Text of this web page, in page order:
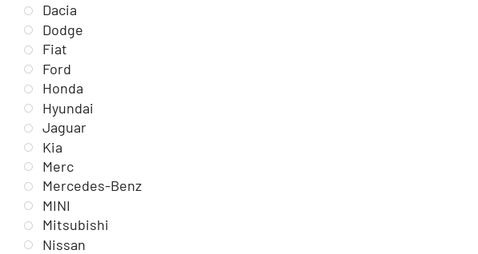
Dacia
Dodge
Fiat
Ford
Honda
Hyundai
Jaguar
Kia
Merc
Mercedes-Benz
MINI
Mitsubishi
Nissan